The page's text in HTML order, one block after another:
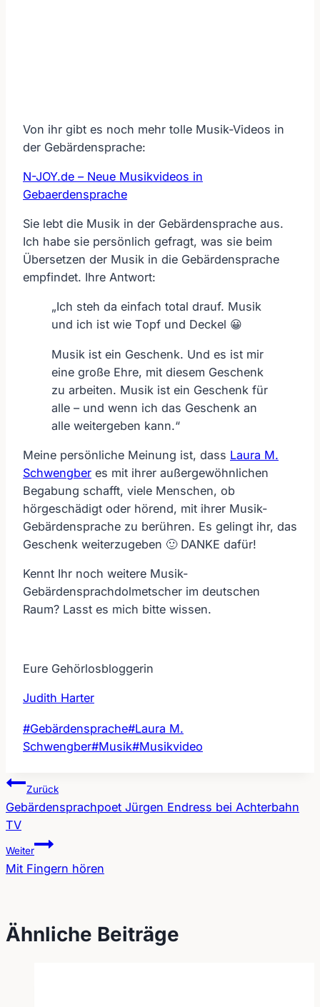
Von ihr gibt es noch mehr tolle Musik-Videos in
der Gebärdensprache:
N-JOY.de – Neue Musikvideos in
Gebaerdensprache
Sie lebt die Musik in der Gebärdensprache aus.
Ich habe sie persönlich gefragt, was sie beim
Übersetzen der Musik in die Gebärdensprache
empfindet. Ihre Antwort:
„Ich steh da einfach total drauf. Musik
und ich ist wie Topf und Deckel 😀
Musik ist ein Geschenk. Und es ist mir
eine große Ehre, mit diesem Geschenk
zu arbeiten. Musik ist ein Geschenk für
alle – und wenn ich das Geschenk an
alle weitergeben kann.“
Meine persönliche Meinung ist, dass Laura M.
Schwengber es mit ihrer außergewöhnlichen
Begabung schafft, viele Menschen, ob
hörgeschädigt oder hörend, mit ihrer Musik-
Gebärdensprache zu berühren. Es gelingt ihr, das
Geschenk weiterzugeben 🙂 DANKE dafür!
Kennt Ihr noch weitere Musik-
Gebärdensprachdolmetscher im deutschen
Raum? Lasst es mich bitte wissen.
Eure Gehörlosbloggerin
Judith Harter
Schlagworte:
#Gebärdensprache#Laura M.
Schwengber#Musik#Musikvideo
Beitragsnavigation
Zurück
Gebärdensprachpoet Jürgen Endress bei Achterbahn
TV
Weiter
Mit Fingern hören
Ähnliche Beiträge